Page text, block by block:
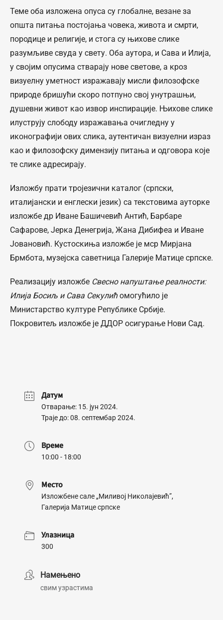
Теме оба изложена опуса су глобалне, везане за
општа питања постојања човека, живота и смрти,
породице и религије, и стога су њихове слике
разумљиве свуда у свету. Оба аутора, и Сава и Илија,
у својим опусима стварају нове светове, а кроз
визуелну уметност изражавају мисли филозофске
природе бришући скоро потпуно свој унутрашњи,
душевни живот као извор инспирације. Њихове слике
илуструју слободу изражавања очигледну у
иконографији ових слика, аутентичан визуелни израз
као и филозофску димензију питања и одговора које
те слике адресирају.
Изложбу прати тројезични каталог (српски,
италијански и енглески језик) са текстовима ауторке
изложбе др Иване Башичевић Антић, Барбаре
Сафарове, Јерка Денегрија, Жана Дибифеа и Иване
Јовановић. Кустоскиња изложбе је мср Мирјана
Брмбота, музејска саветница Галерије Матице српске.
Реализацију изложбе Свесно напуштање реалности:
Илија Босиљ и Сава Секулићомогућило је
Министарство културе Републике Србије.
Покровитељ изложбе је ДДОР осигурање Нови Сад.
Датум
Отварање: 15. јун 2024.
Траје до: 08. септембар 2024.
Време
10:00 - 18:00
Место
Изложбене сале „Миливој Николајевић”,
Галерија Матице српске
Улазница
300
Намењено
свим узрастима